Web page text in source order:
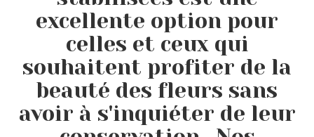
excellente option pour
celles et ceux qui
souhaitent profiter de la
beauté des fleurs sans
avoir à s'inquiéter de leur